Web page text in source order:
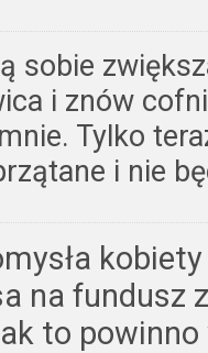
sobie
i znów
Tylko
i nie
na fundusz
to powinno